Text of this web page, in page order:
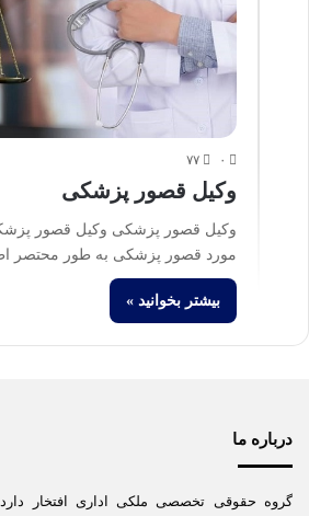
۰ ۷۷
وکیل قصور پزشکی
وکیل قصور پزشکی وکیل قصور
مورد قصور پزشکی به طور محتصر
بیشتر بخوانید »
درباره ما
گروه حقوقی تخصصی ملکی اداری افتخار